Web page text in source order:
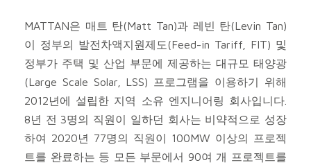
MATTAN은 매트 탄(Matt Tan)과 레빈 탄(Levin Tan)
이 정부의 발전차액지원제도(Feed-in Tariff, FIT) 및
정부가 주택 및 산업 부문에 제공하는 대규모 태양광
(Large Scale Solar, LSS) 프로그램을 이용하기 위해
2012년에 설립한 지역 소유 엔지니어링 회사입니다.
8년 전 3명의 직원이 일하던 회사는 비약적으로 성장
하여 2020년 77명의 직원이 100MW 이상의 프로젝
트를 완료하는 등 모든 부문에서 90여 개 프로젝트를